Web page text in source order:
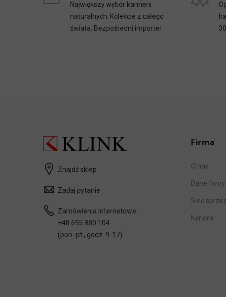
Największy wybór kamieni
naturalnych. Kolekcje z całego
świata. Bezpośredni importer.
Znajdź sklep
Zadaj pytanie
Zamówienia internetowe:
+48 695 880 104
(pon.-pt., godz. 9-17)
Firma
O nas
Dane firmy
Sieć
Kariera